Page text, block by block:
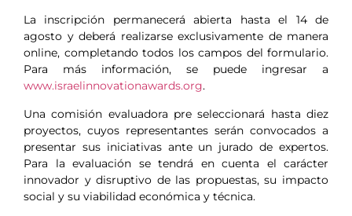
La inscripción permanecerá abierta hasta el 14 de
agosto y deberá realizarse exclusivamente de manera
online, completando todos los campos del formulario.
Para más información, se puede ingresar a
www.israelinnovationawards.org.
Una comisión evaluadora pre seleccionará hasta diez
proyectos, cuyos representantes serán convocados a
presentar sus iniciativas ante un jurado de expertos.
Para la evaluación se tendrá en cuenta el carácter
innovador y disruptivo de las propuestas, su impacto
social y su viabilidad económica y técnica.